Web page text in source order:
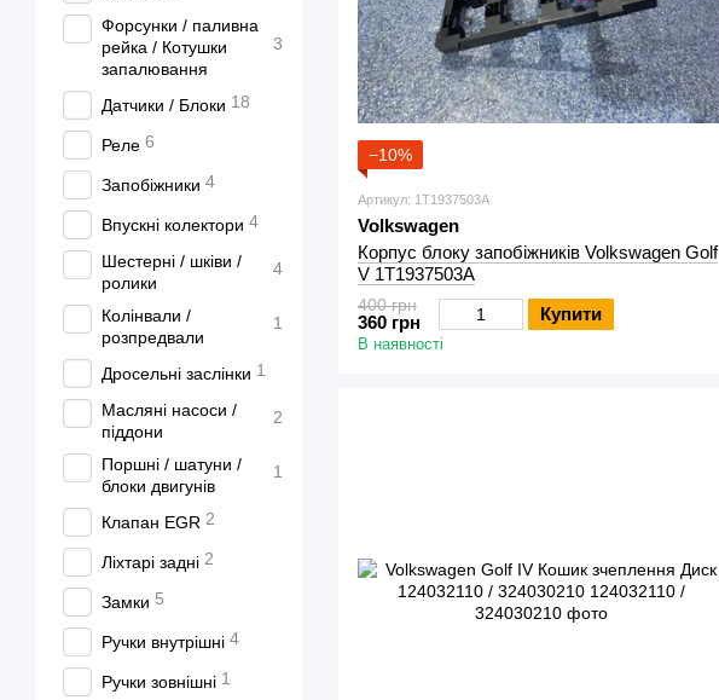
−10%
Артикул: 1T1937503A
Volkswagen
Корпус блоку запобіжників Volkswagen Golf
V 1T1937503A
400 грн
360 грн Купити
В наявності
Форсунки / паливна
рейка / Котушки
запалювання
3
Датчики / Блоки 18
Реле 6
Запобіжники 4
Впускні колектори 4
Шестерні / шківи /
ролики
4
Колінвали /
розпредвали
1
Дросельні заслінки 1
Масляні насоси /
піддони
2
Поршні / шатуни /
блоки двигунів
1
Клапан EGR 2
Ліхтарі задні 2
Замки 5
Ручки внутрішні 4
Ручки зовнішні 1